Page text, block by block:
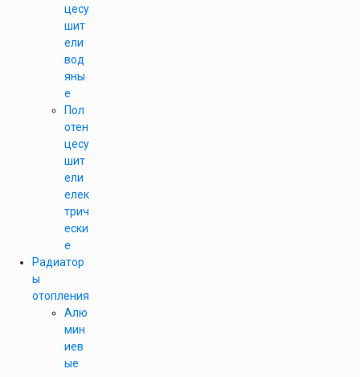
цесу
шит
ели
вод
яны
е
Пол
отен
цесу
шит
ели
елек
трич
ески
е
Радиатор
ы
отопления
Алю
мин
иев
ые